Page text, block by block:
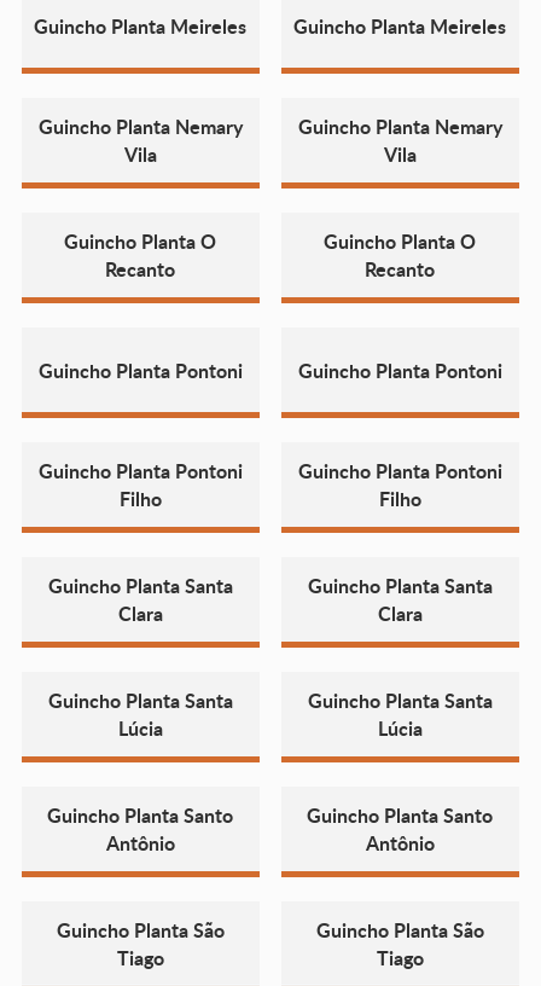
Guincho Planta Meireles Guincho Planta Meireles
Guincho Planta Nemary
Vila
Guincho Planta Nemary
Vila
Guincho Planta O
Recanto
Guincho Planta O
Recanto
Guincho Planta Pontoni Guincho Planta Pontoni
Guincho Planta Pontoni
Filho
Guincho Planta Pontoni
Filho
Guincho Planta Santa
Clara
Guincho Planta Santa
Clara
Guincho Planta Santa
Lúcia
Guincho Planta Santa
Lúcia
Guincho Planta Santo
Antônio
Guincho Planta Santo
Antônio
Guincho Planta São
Tiago
Guincho Planta São
Tiago